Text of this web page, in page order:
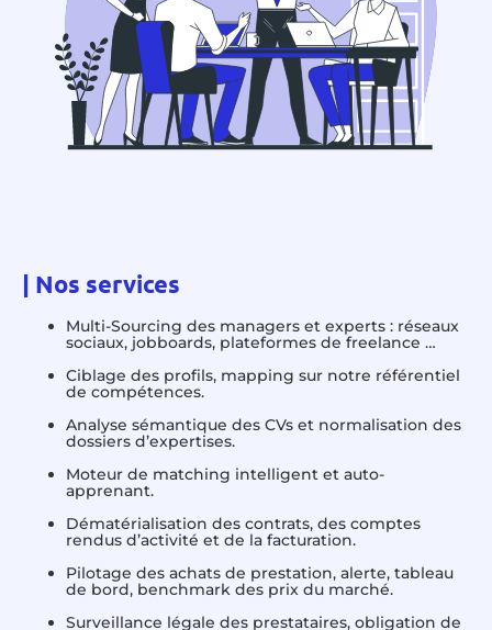
| Nos services
Multi-Sourcing des managers et experts : réseaux
sociaux, jobboards, plateformes de freelance …
Ciblage des profils, mapping sur notre référentiel
de compétences.
Analyse sémantique des CVs et normalisation des
dossiers d’expertises.
Moteur de matching intelligent et auto-
apprenant.
Dématérialisation des contrats, des comptes
rendus d’activité et de la facturation.
Pilotage des achats de prestation, alerte, tableau
de bord, benchmark des prix du marché.
Surveillance légale des prestataires, obligation de